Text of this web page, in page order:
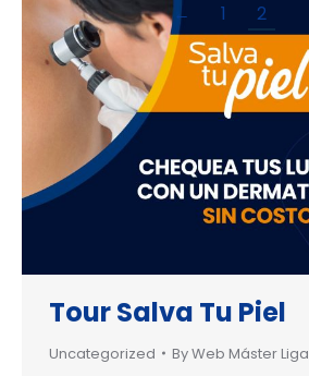
Tour Salva Tu Piel
Uncategorized ByWeb Máster Liga
← 1 2